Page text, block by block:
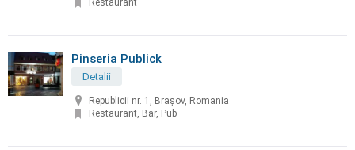
Restaurant
Pinseria Publick
Detalii
Republicii nr. 1, Brașov, Romania
Restaurant, Bar, Pub